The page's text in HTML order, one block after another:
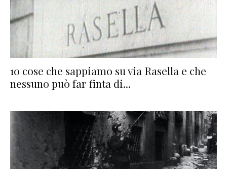
10 cose che sappiamo su via Rasella e che
nessuno può far finta di...